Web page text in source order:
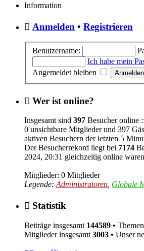
Information
Anmelden • Registrieren
Benutzername:
Ich habe mein
Angemeldet bleiben
Wer ist online?
Insgesamt sind 397 Besucher online
0 unsichtbare Mitglieder und 397
aktiven Besuchern der letzten 5
Der Besucherrekord liegt bei 7174
2024, 20:31 gleichzeitig online
Mitglieder: 0 Mitglieder
Legende: Administratoren Globale
Statistik
Beiträge insgesamt 144589 •
Mitglieder insgesamt 3003 • Unser